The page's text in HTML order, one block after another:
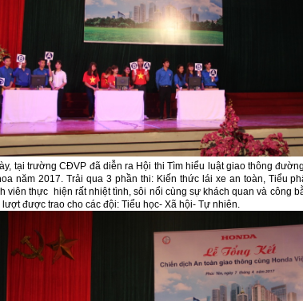
tại trường CĐVP đã diễn ra Hội thi Tìm hiểu luật giao thông
năm 2017. Trải qua 3 phần thi: Kiến thức lái xe an toàn, Tiểu
viên thực hiện rất nhiệt tình, sôi nổi cùng sự khách quan và công
được trao cho các đội: Tiểu học- Xã hội- Tự nhiên.